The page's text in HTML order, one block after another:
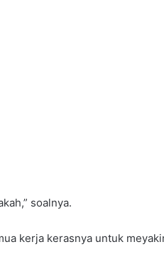
soalnya.
kerja kerasnya untuk